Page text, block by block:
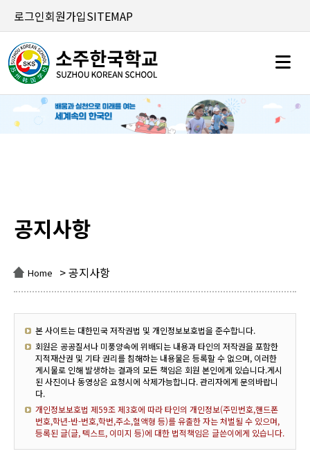
로그인회원가입SITEMAP
공지사항
Home > 공지사항
본 사이트는 대한민국 저작권법 및 개인정보보호법을 준수합니다.
회원은 공공질서나 미풍양속에 위배되는 내용과 타인의 저작권을 포함한
지적재산권 및 기타 권리를 침해하는 내용물은 등록할 수 없으며, 이러한
게시물로 인해 발생하는 결과의 모든 책임은 회원 본인에게 있습니다.게시
된 사진이나 동영상은 요청시에 삭제가능합니다. 관리자에게 문의바랍니
다.
개인정보보호법 제59조 제3호에 따라 타인의 개인정보(주민번호,핸드폰
번호,학년-반-번호,학번,주소,혈액형 등)를 유출한 자는 처벌될 수 있으며,
등록된 글(글, 텍스트, 이미지 등)에 대한 법적책임은 글쓴이에게 있습니다.